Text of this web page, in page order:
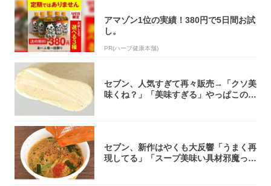
アマゾン1位の実績！380円で5日間お試
し。
PR(ハーブ健康本舗)
セブン、人気すぎて再々販売→「クソ美
味くね？」「美味すぎる」やっぱこのク
セブン、新作はやくも大反響「うまく再
現してる」「スープ美味い具材邪魔って